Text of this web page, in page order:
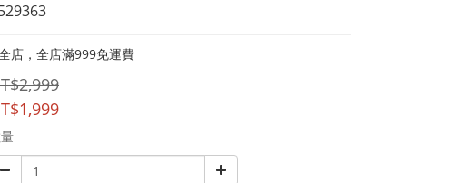
店，全店滿999免運費